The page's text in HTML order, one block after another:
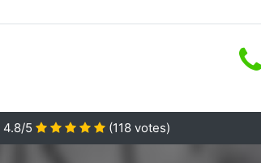
4.8/5 (118 votes)